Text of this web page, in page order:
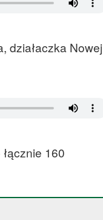
działaczka Nowej
160